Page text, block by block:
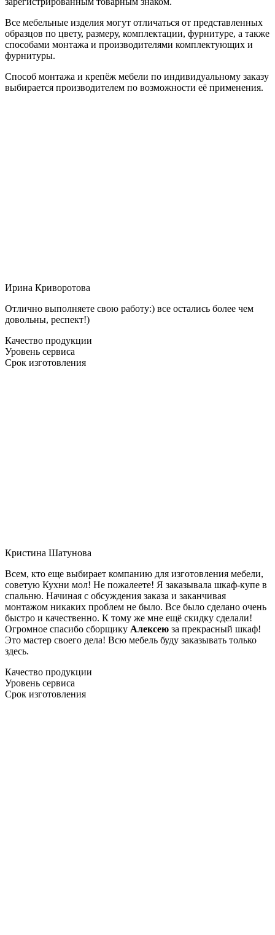
Все мебельные изделия могут отличаться от представленных
образцов по цвету, размеру, комплектации, фурнитуре, а также
способами монтажа и производителями комплектующих и
фурнитуры.
Способ монтажа и крепёж мебели по индивидуальному заказу
выбирается производителем по возможности её применения.
Ирина Криворотова
Отлично выполняете свою работу:) все остались более чем
довольны, респект!)
Качество продукции
Уровень сервиса
Срок изготовления
Кристина Шатунова
Всем, кто еще выбирает компанию для изготовления мебели,
советую Кухни мол! Не пожалеете! Я заказывала шкаф-купе в
спальню. Начиная с обсуждения заказа и заканчивая
монтажом никаких проблем не было. Все было сделано очень
быстро и качественно. К тому же мне ещё скидку сделали!
Огромное спасибо сборщику Алексею за прекрасный шкаф!
Это мастер своего дела! Всю мебель буду заказывать только
здесь.
Качество продукции
Уровень сервиса
Срок изготовления